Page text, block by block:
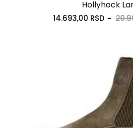
Hollyhock
14.693,00 RSD